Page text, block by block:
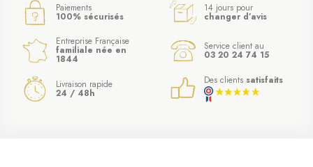
Paiements
100% sécurisés
14 jours pour
changer d’avis
Entreprise Française
familiale née en
1844
Service client au
03 20 24 74 15
Livraison rapide
24 / 48h
Des clients satisfaits